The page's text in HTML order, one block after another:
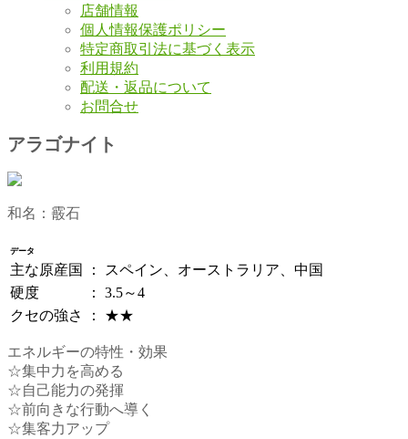
店舗情報
個人情報保護ポリシー
特定商取引法に基づく表示
利用規約
配送・返品について
お問合せ
アラゴナイト
和名：霰石
データ
主な原産国 ：
スペイン、オーストラリア、中国
硬度
：
3.5～4
クセの強さ
： ★★
エネルギーの特性・効果
☆集中力を高める
☆自己能力の発揮
☆前向きな行動へ導く
☆集客力アップ